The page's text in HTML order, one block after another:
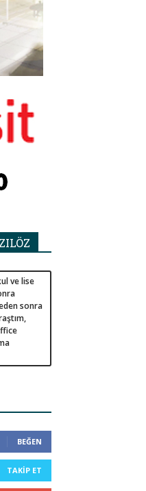
ve lise
sonra
BEĞEN
TAKIP ET